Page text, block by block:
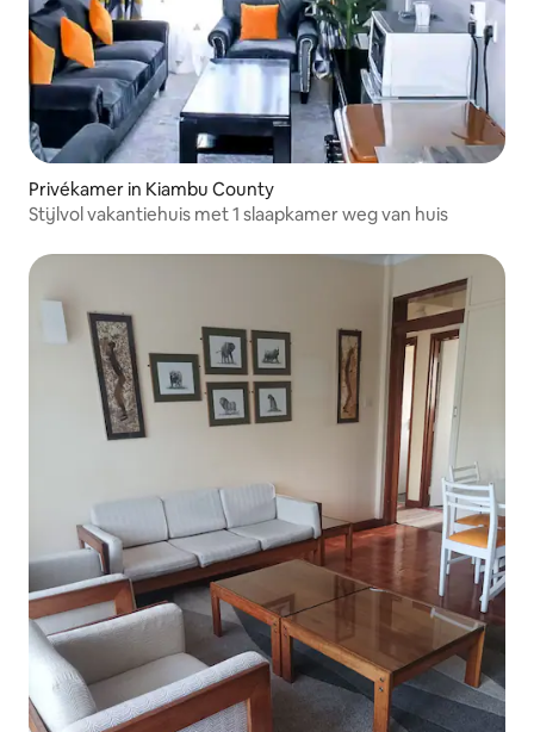
Privékamer in Kiambu County
Stijlvol vakantiehuis met 1 slaapkamer weg van huis